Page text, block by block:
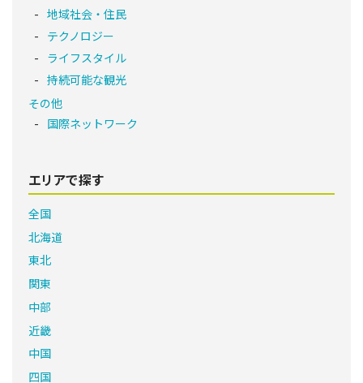
地域社会・住民
テクノロジー
ライフスタイル
持続可能な観光
その他
国際ネットワーク
エリアで探す
全国
北海道
東北
関東
中部
近畿
中国
四国